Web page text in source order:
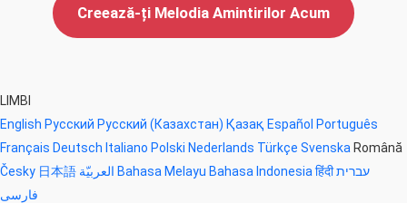
Creează-ți Melodia Amintirilor Acum
LIMBI
English Русский Русский (Казахстан) Қазақ Español Português
Français Deutsch Italiano Polski Nederlands Türkçe Svenska Română
Česky 日本語 Bahasa Melayu Bahasa Indonesia हिंदीעברית
فارسی